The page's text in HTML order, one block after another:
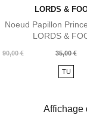
LORDS &
Noeud Papillon
LORDS &
90,00 €
Prix
35,00 €
Prix
TU
Affichage